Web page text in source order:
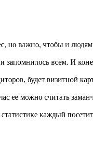
но важно, чтобы и людям
запомнилось всем. И
будет визитной
ее можно считать
каждый